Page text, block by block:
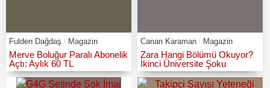
Fulden Dağdaş Magazin
Merve Boluğur Paralı Abonelik
Açtı: Aylık 60 TL
Canan Karaman Magazin
Zara Hangi Bölümü Okuyor?
İkinci Üniversite Şoku